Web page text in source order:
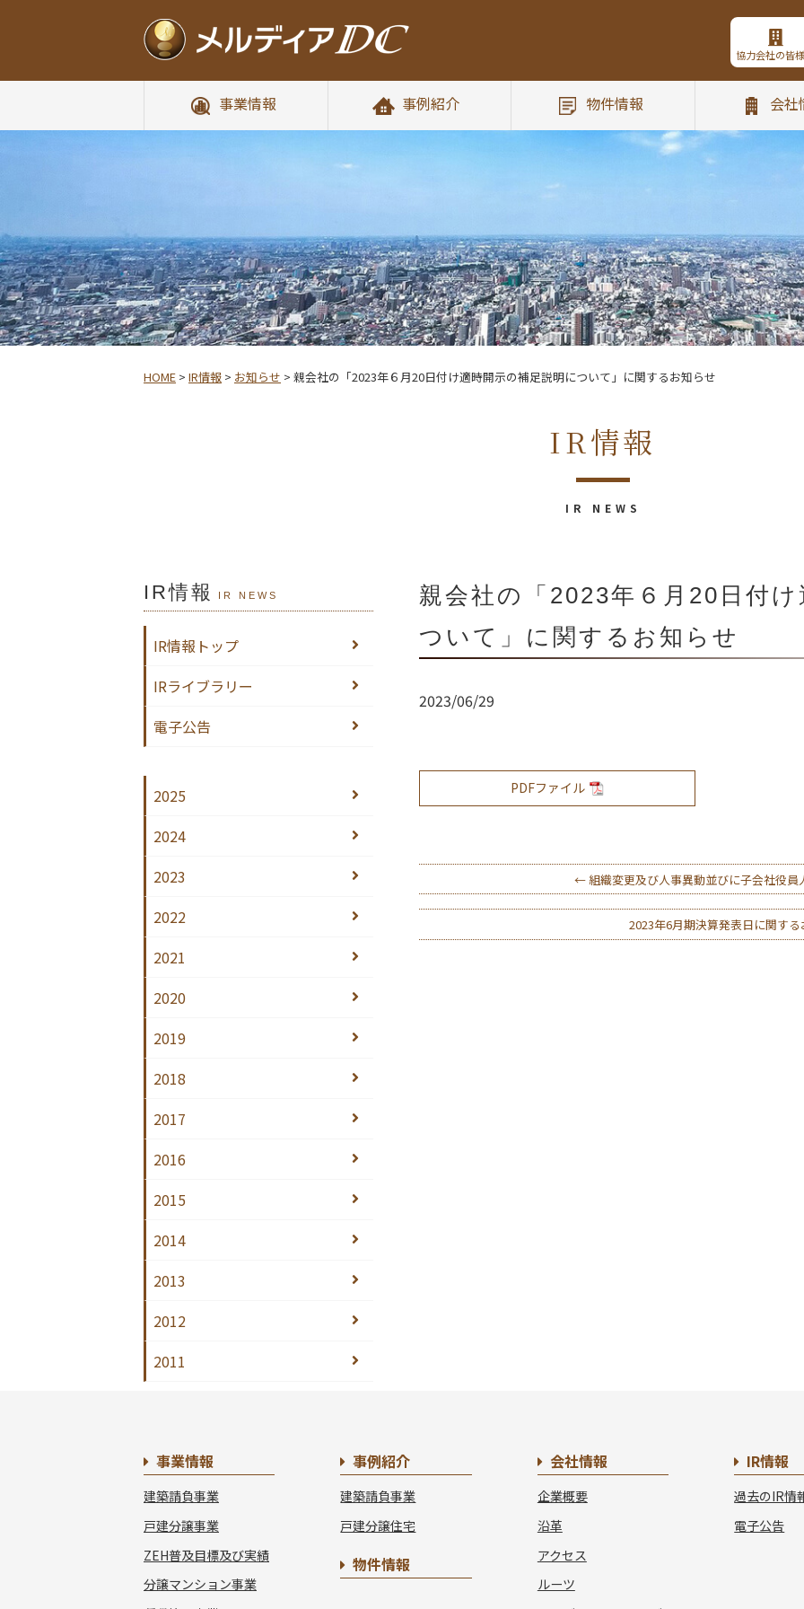
協力会社の皆
事業情報 事例紹介 物件情報 会社
HOME > IR情報 > お知らせ > 親会社の「2023年６月20日付け適時開示の補足説明について」に関するお知らせ
IR情報
IR NEWS
親会社の「2023年６月20日付
ついて」に関するお知らせ
2023/06/29
PDFファイル
← 組織変更及び人事異動並びに子会社役員
2023年6月期決算発表日に関する
IR情報 IR NEWS
IR情報トップ
IRライブラリー
電子公告
2025
2024
2023
2022
2021
2020
2019
2018
2017
2016
2015
2014
2013
2012
2011
事業情報
建築請負事業
戸建分譲事業
ZEH普及目標及び実績
分譲マンション事業
事例紹介
建築請負事業
戸建分譲住宅
物件情報
会社情報
企業概要
沿革
アクセス
ルーツ
IR情報
過去のIR情
電子公告